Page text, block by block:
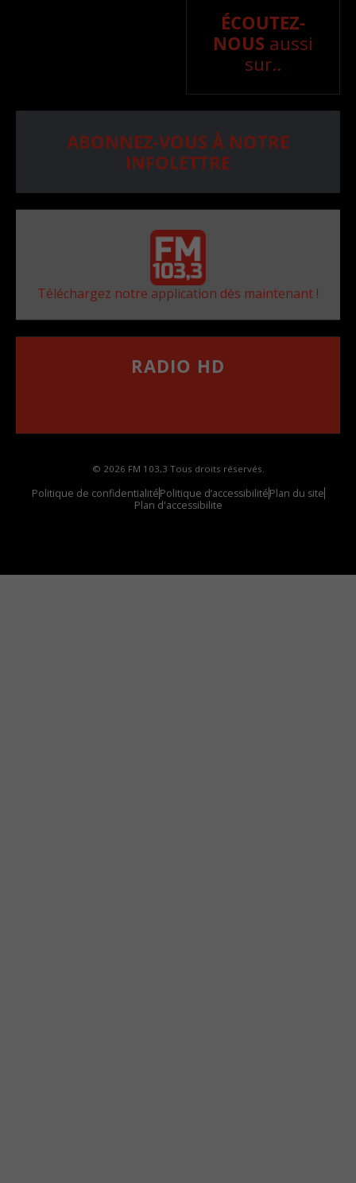
ÉCOUTEZ-
NOUS aussi
sur..
ABONNEZ-VOUS À NOTRE
INFOLETTRE
Téléchargez notre application dès maintenant !
RADIO HD
© 2026 FM 103,3 Tous droits réservés.
Politique de confidentialitéPolitique d’accessibilitéPlan du site
Plan d'accessibilite